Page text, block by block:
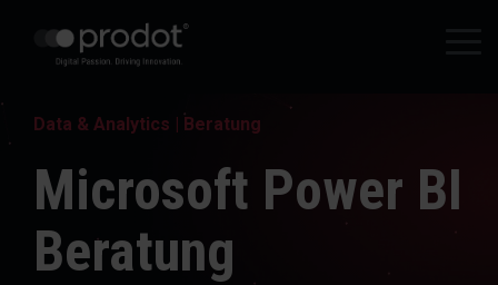
Hauptinhalt
springen.
Data & Analytics | Beratung
Microsoft Power BI
Beratung